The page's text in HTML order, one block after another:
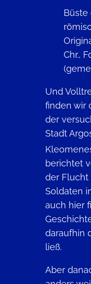
Büste
Chr.,
Und
finden wir
der
Stadt
berichtet
der Flucht
Soldaten
auch hier
daraufhin
ließ.
Aber